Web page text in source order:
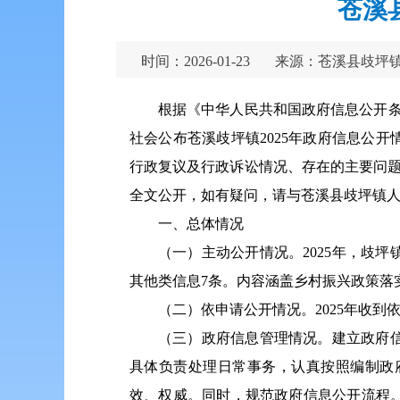
苍溪
时间：2026-01-23 来源：苍溪县歧坪
根据《中华人民共和国政府信息公开
社会公布苍溪歧坪镇2025年政府信息公
行政复议及行政诉讼情况、存在的主要问
全文公开，如有疑问，请与苍溪县歧坪镇
一、总体情况
（一）主动公开情况。2025年，歧
其他类信息7条。内容涵盖乡村振兴政策
（二）依申请公开情况。2025年收
（三）政府信息管理情况。建立政
具体负责处理日常事务，认真按照编制
效、权威。同时，规范政府信息公开流程